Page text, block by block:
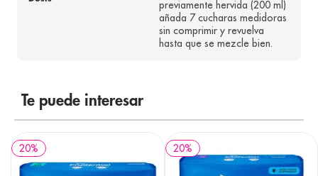
previamente hervida (200 ml)
añada 7 cucharas medidoras
sin comprimir y revuelva
hasta que se mezcle bien.
Te puede interesar
20% 20%